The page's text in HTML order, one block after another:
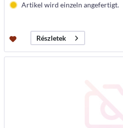
Artikel wird einzeln angefertigt.
Részletek